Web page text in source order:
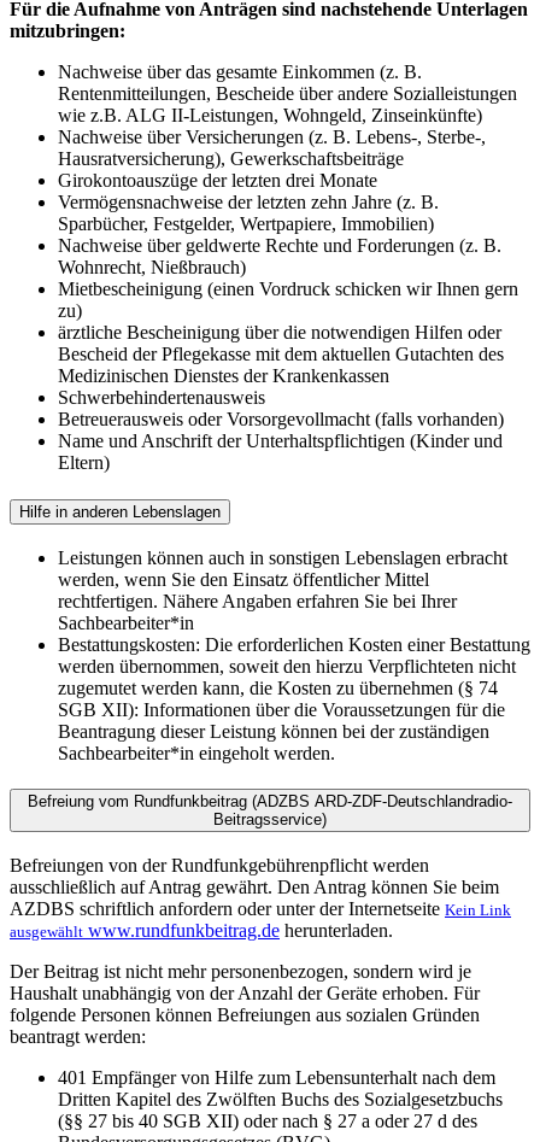
Für die Aufnahme von Anträgen sind nachstehende Unterlagen
mitzubringen:
Nachweise über das gesamte Einkommen (z. B.
Rentenmitteilungen, Bescheide über andere Sozialleistungen
wie z.B. ALG II-Leistungen, Wohngeld, Zinseinkünfte)
Nachweise über Versicherungen (z. B. Lebens-, Sterbe-,
Hausratversicherung), Gewerkschaftsbeiträge
Girokontoauszüge der letzten drei Monate
Vermögensnachweise der letzten zehn Jahre (z. B.
Sparbücher, Festgelder, Wertpapiere, Immobilien)
Nachweise über geldwerte Rechte und Forderungen (z. B.
Wohnrecht, Nießbrauch)
Mietbescheinigung (einen Vordruck schicken wir Ihnen gern
zu)
ärztliche Bescheinigung über die notwendigen Hilfen oder
Bescheid der Pflegekasse mit dem aktuellen Gutachten des
Medizinischen Dienstes der Krankenkassen
Schwerbehindertenausweis
Betreuerausweis oder Vorsorgevollmacht (falls vorhanden)
Name und Anschrift der Unterhaltspflichtigen (Kinder und
Eltern)
Hilfe in anderen Lebenslagen
Leistungen können auch in sonstigen Lebenslagen erbracht
werden, wenn Sie den Einsatz öffentlicher Mittel
rechtfertigen. Nähere Angaben erfahren Sie bei Ihrer
Sachbearbeiter*in
Bestattungskosten: Die erforderlichen Kosten einer Bestattung
werden übernommen, soweit den hierzu Verpflichteten nicht
zugemutet werden kann, die Kosten zu übernehmen (§ 74
SGB XII): Informationen über die Voraussetzungen für die
Beantragung dieser Leistung können bei der zuständigen
Sachbearbeiter*in eingeholt werden.
Befreiung vom Rundfunkbeitrag (ADZBS ARD-ZDF-Deutschlandradio-
Beitragsservice)
Befreiungen von der Rundfunkgebührenpflicht werden
ausschließlich auf Antrag gewährt. Den Antrag können Sie beim
AZDBS schriftlich anfordern oder unter der Internetseite Kein Link
ausgewählt www.rundfunkbeitrag.de herunterladen.
Der Beitrag ist nicht mehr personenbezogen, sondern wird je
Haushalt unabhängig von der Anzahl der Geräte erhoben. Für
folgende Personen können Befreiungen aus sozialen Gründen
beantragt werden:
401 Empfänger von Hilfe zum Lebensunterhalt nach dem
Dritten Kapitel des Zwölften Buchs des Sozialgesetzbuchs
(§§ 27 bis 40 SGB XII) oder nach § 27 a oder 27 d des